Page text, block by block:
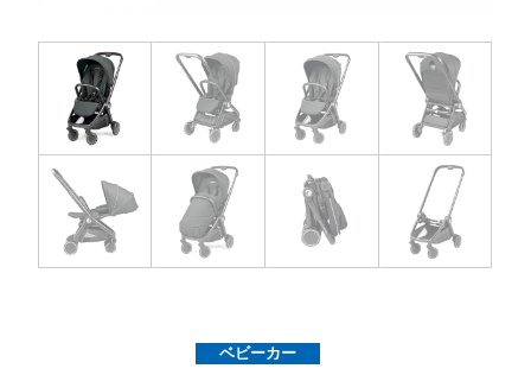
KATOJI TV
このサイトについて
プライバシーポリシー
オフィシャルFacebook
ベビーカー